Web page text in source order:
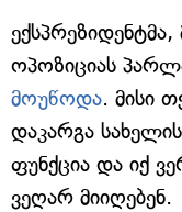
ოპოზიციას
მოუწოდა. მისი
დაკარგა
ფუნქცია და იქ
ვეღარ მიიღებენ.